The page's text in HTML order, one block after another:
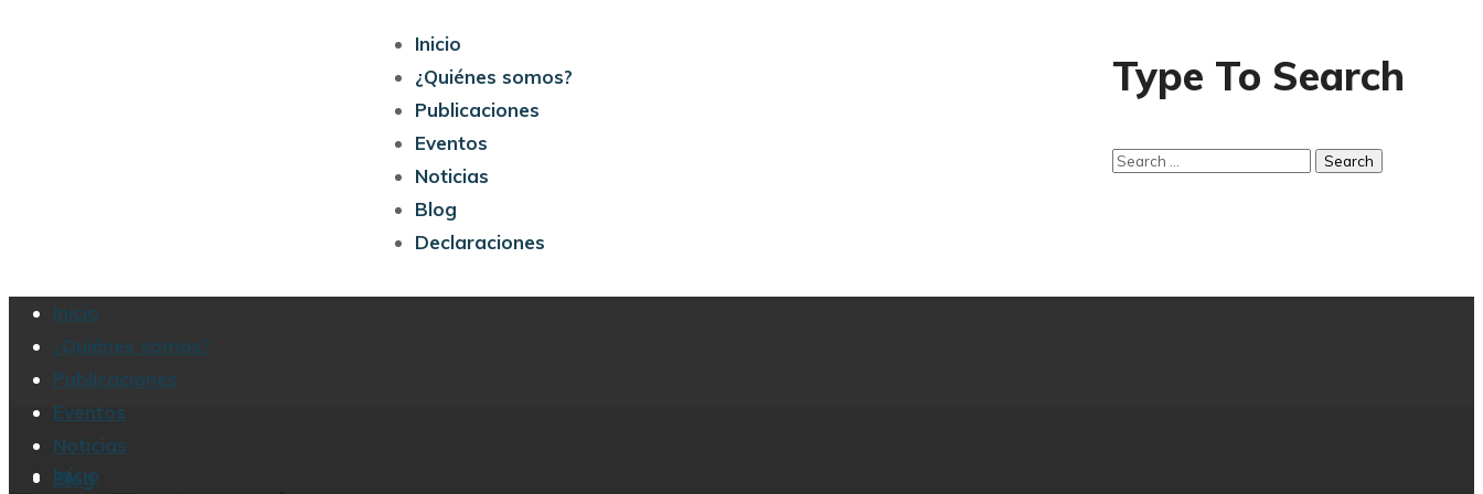
Inicio
¿Quiénes somos?
Publicaciones
Eventos
Noticias
Blog
Declaraciones
Type To Search
Inicio
¿Quiénes somos?
Publicaciones
Eventos
Noticias
Blog
Inicio